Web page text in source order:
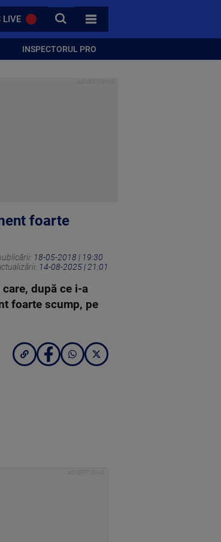
LIVE CAUTA
TOATE CATEGORIILE
INSPECTORUL PRO
foarte
18-05-2018 | 19:30
14-08-2025 | 21:01
după ce i-a
foarte scump, pe